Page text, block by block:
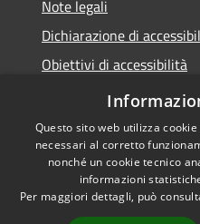
Note legali
Dichiarazione di
Obiettivi di accessibilità
Storico Deliberazioni
Accessibilità
Questo sito web utilizza
necessari al corretto
nonché un cookie tecnico
informazioni
Per maggiori dettagli, può